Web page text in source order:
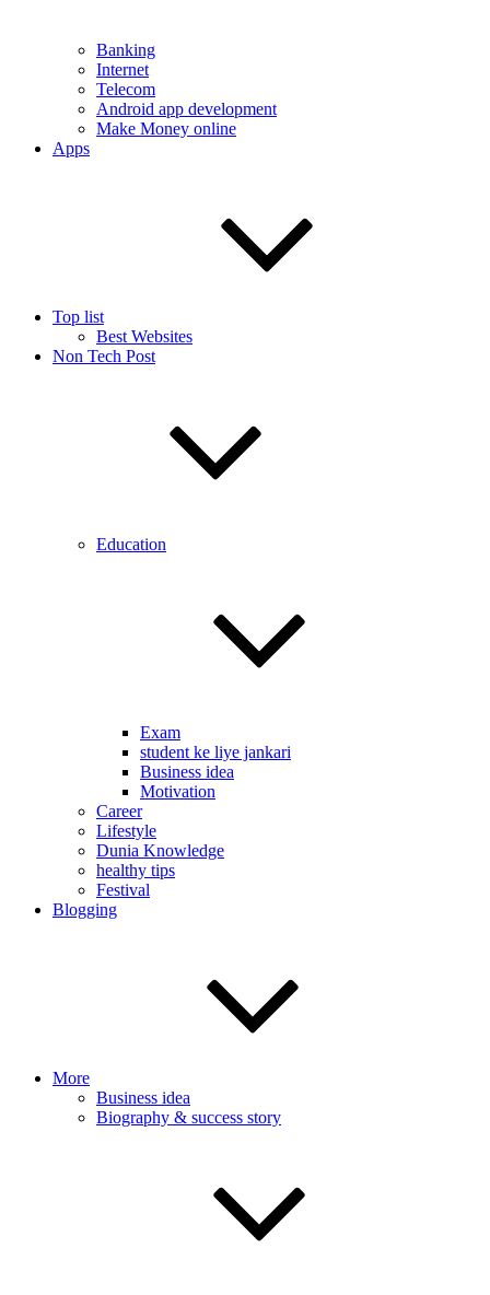
Banking
Internet
Telecom
Android app development
Make Money online
Apps
Top list
Best Websites
Non Tech Post
Education
Exam
student ke liye jankari
Business idea
Motivation
Career
Lifestyle
Dunia Knowledge
healthy tips
Festival
Blogging
More
Business idea
Biography & success story